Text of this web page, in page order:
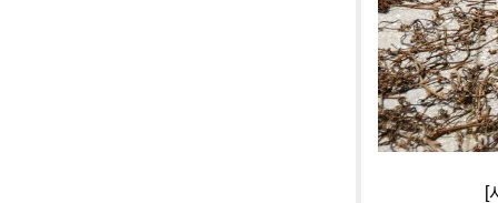
[사진]단양